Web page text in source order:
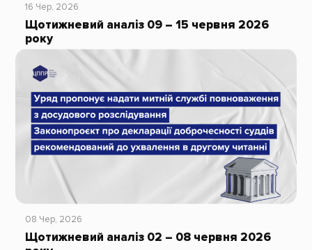
16 Чер, 2026
Щотижневий аналіз 09 – 15 червня 2026
року
08 Чер, 2026
Щотижневий аналіз 02 – 08 червня 2026